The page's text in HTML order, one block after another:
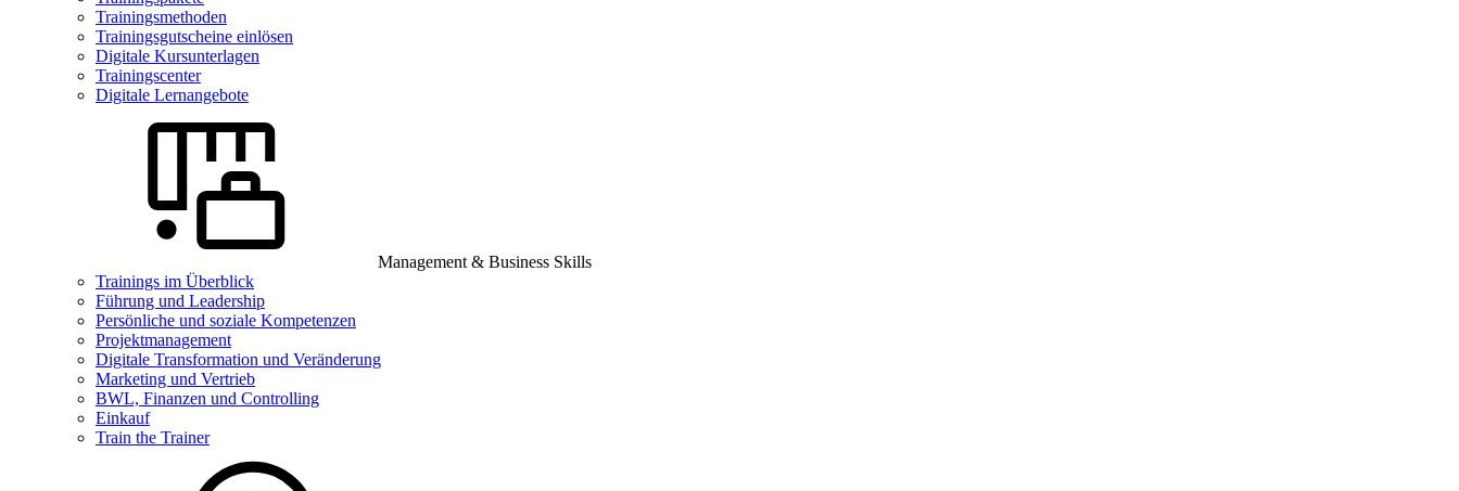
Trainingsmethoden
Trainingsgutscheine einlösen
Digitale Kursunterlagen
Trainingscenter
Digitale Lernangebote
Management & Business Skills
Trainings im Überblick
Führung und Leadership
Persönliche und soziale Kompetenzen
Projektmanagement
Digitale Transformation und Veränderung
Marketing und Vertrieb
BWL, Finanzen und Controlling
Einkauf
Train the Trainer